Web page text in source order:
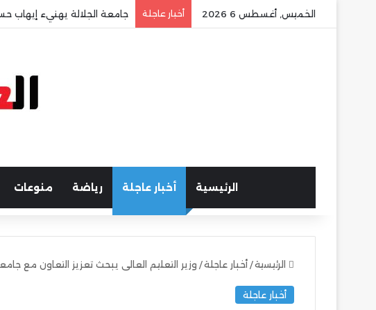
الخميس, أغسطس 6 2026 أخبار عاجلة جامعة الجلالة يهنيء إيهاب
الرئيسية أخبار عاجلة رياضة منوعات
الرئيسية/ أخبار عاجلة/ وزير التعليم العالى يبحث تعزيز التعاون مع
أخبار عاجلة